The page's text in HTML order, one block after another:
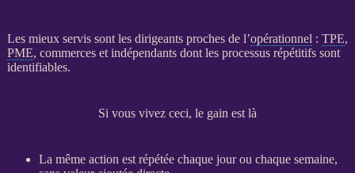
Les mieux servis sont les dirigeants proches de l’opérationnel : TPE,
PME, commerces et indépendants dont les processusrépétitifs sont
identifiables.
Si vous vivez ceci, le gain est là
La même action est répétée chaque jour ou chaque semaine,